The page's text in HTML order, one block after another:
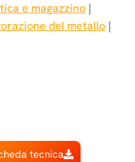
e magazzino
del metallo
tecnica